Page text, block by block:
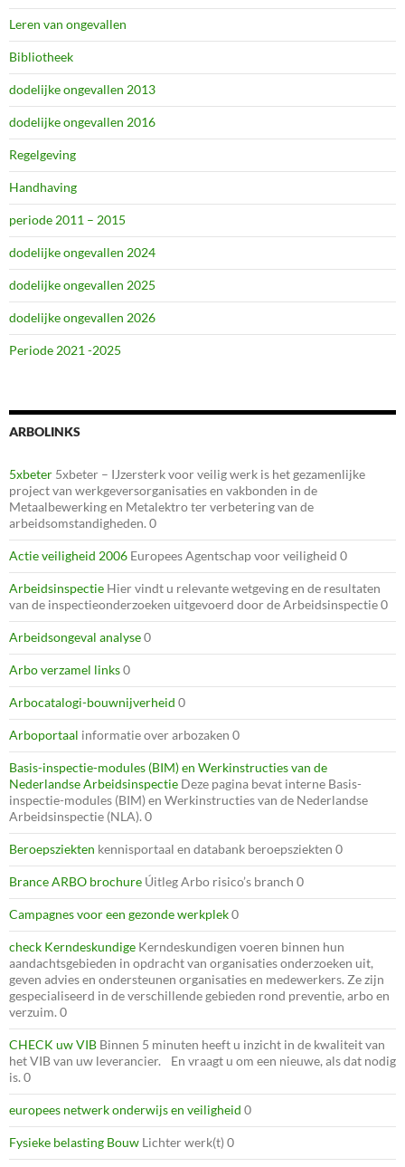
Leren van ongevallen
Bibliotheek
dodelijke ongevallen 2013
dodelijke ongevallen 2016
Regelgeving
Handhaving
periode 2011 – 2015
dodelijke ongevallen 2024
dodelijke ongevallen 2025
dodelijke ongevallen 2026
Periode 2021 -2025
ARBOLINKS
5xbeter 5xbeter – IJzersterk voor veilig werk is het gezamenlijke
project van werkgeversorganisaties en vakbonden in de
Metaalbewerking en Metalektro ter verbetering van de
arbeidsomstandigheden. 0
Actie veiligheid 2006 Europees Agentschap voor veiligheid 0
Arbeidsinspectie Hier vindt u relevante wetgeving en de resultaten
van de inspectieonderzoeken uitgevoerd door de Arbeidsinspectie 0
Arbeidsongeval analyse0
Arbo verzamel links0
Arbocatalogi-bouwnijverheid 0
Arboportaal informatie over arbozaken 0
Basis-inspectie-modules (BIM) en Werkinstructies van de
Nederlandse Arbeidsinspectie Deze pagina bevat interne Basis-
inspectie-modules (BIM) en Werkinstructies van de Nederlandse
Arbeidsinspectie (NLA). 0
Beroepsziekten kennisportaal en databank beroepsziekten 0
Brance ARBO brochure Úitleg Arbo risico’s branch 0
Campagnes voor een gezonde werkplek0
check Kerndeskundige Kerndeskundigen voeren binnen hun
aandachtsgebieden in opdracht van organisaties onderzoeken uit,
geven advies en ondersteunen organisaties en medewerkers. Ze zijn
gespecialiseerd in de verschillende gebieden rond preventie, arbo en
verzuim. 0
CHECK uw VIB Binnen 5 minuten heeft u inzicht in de kwaliteit van
het VIB van uw leverancier. En vraagt u om een nieuwe, als dat nodig
is. 0
europees netwerk onderwijs en veiligheid 0
Fysieke belasting Bouw Lichter werk(t) 0